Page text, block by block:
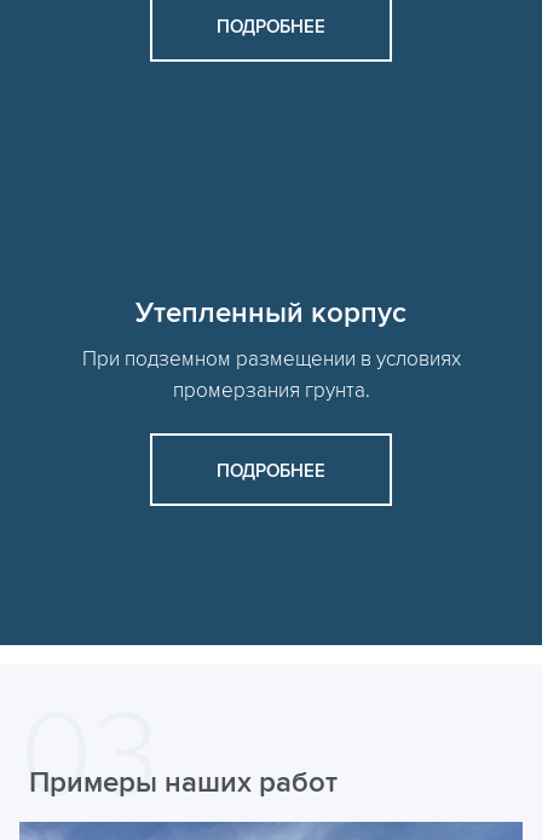
ПОДРОБНЕЕ
Утепленный корпус
При подземном размещении в условиях
промерзания грунта.
ПОДРОБНЕЕ
Примеры наших работ